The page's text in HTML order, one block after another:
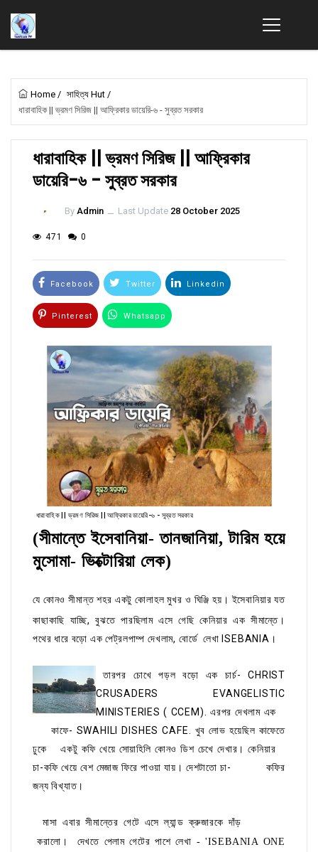
Home / সাহিত্য Hut /
ধারাবাহিক || ভ্রমণ সিরিজ || আফ্রিকার ডায়েরি-৬ - সুব্রত সরকার
ধারাবাহিক || ভ্রমণ সিরিজ || আফ্রিকার
ডায়েরি-৬ - সুব্রত সরকার
By Admin ــ Last Update 28 October 2025
471 0
Facebook Twitter Linkedin
Pinterest Whatsapp
ধারাবাহিক || ভ্রমণ সিরিজ || আফ্রিকার ডায়েরি-৬ - সুব্রত সরকার
(সীমান্তে ইসেবানিয়া- তানজানিয়া, টারিম হয়ে
মুসোমা- ভিক্টোরিয়া লেক)
যে কোনও সীমান্ত শহর একটু কোলাহল মুখর ও ঘিঞ্জি হয়। ইসেবানিয়ার যত
কাছাকাছি যাচ্ছি, বুঝতেপারছিলাম এসে গেছি কেনিয়ার এক সীমান্তে।
পথের ধারে বড়ো এক পেট্রলপাম্প দেখলাম, বোর্ডে লেখা ISEBANIA।
তারপর চোখে পড়ল বড়ো এক চার্চ- CHRIST
CRUSADERS EVANGELISTIC
MINISTERIES ( CCEM). এরপর দেখলাম এক
কাফে- SWAHILI DISHES CAFE. খুব লোভ হয়েছিল কাফেতে
ঢুকে একটু কফি খেয়ে সোয়াহিলি কোনও ডিশ চেখে দেখার। কেনিয়ার
চা-কফি খেয়ে বেশ মেজাজ ফিরে পাওয়া যায়। দেশটাতো চা- কফির
জন্য বিখ্যাত।
মাসা এবার সীমান্তের গেটে এসে ল্যান্ড ক্রুজারকে দাঁড়
করালো। দেখতে পেলাম গেটের পাশে লেখা - 'ISEBANIA ONE